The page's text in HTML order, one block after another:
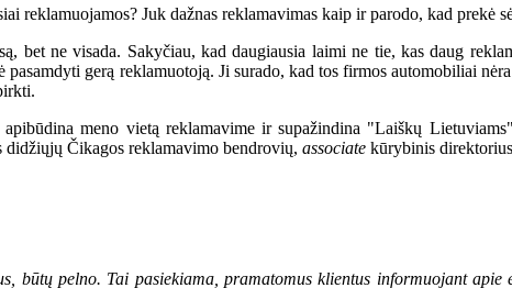
reklamuojamos? Juk dažnas reklamavimas kaip ir parodo, kad prekė
ne visada. Sakyčiau, kad daugiausia laimi ne tie, kas daug
gerą reklamuotoją. Ji surado, kad tos firmos automobiliai
meno vietą reklamavime ir supažindina "Laiškų
Čikagos reklamavimo bendrovių, associate kūrybinis
būtų pelno. Tai pasiekiama, pramatomus klientus informuojant